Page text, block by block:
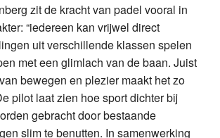
zit de kracht van padel vooral in
“iedereen kan vrijwel direct
uit verschillende klassen spelen
met een glimlach van de baan. Juist
bewegen en plezier maakt het zo
pilot laat zien hoe sport dichter bij
gebracht door bestaande
slim te benutten. In samenwerking